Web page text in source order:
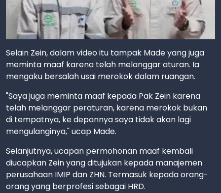
Selain Zein, dalam video itu tampak Made yang juga
meminta maaf karena telah melanggar aturan. Ia
mengaku bersalah usai merokok dalam ruangan.
"Saya juga meminta maaf kepada Pak Zein karena
telah melanggar peraturan, karena merokok bukan
di tempatnya, ke depannya saya tidak akan lagi
mengulanginya," ucap Made.
Selanjutnya, ucapan permohonan maaf kembali
diucapkan Zein yang ditujukan kepada manajemen
perusahaan IMIP dan ZHN. Termasuk kepada orang-
orang yang berprofesi sebagai HRD.